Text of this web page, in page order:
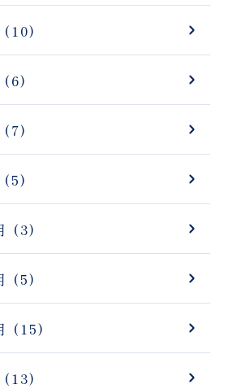
(10)
(6)
(7)
(5)
(3)
(5)
(15)
(13)